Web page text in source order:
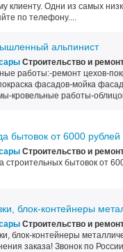
клиенту. Одни из самых
по телефону....
альпинист
Строительство и
работы:-ремонт цехов-
фасадов-мойка
кровельные работы-
бытовок от 6000 рублей
Строительство и
строительных бытовок от
блок-контейнеры
Строительство и
блок-контейнеры
заказа! Звонок по